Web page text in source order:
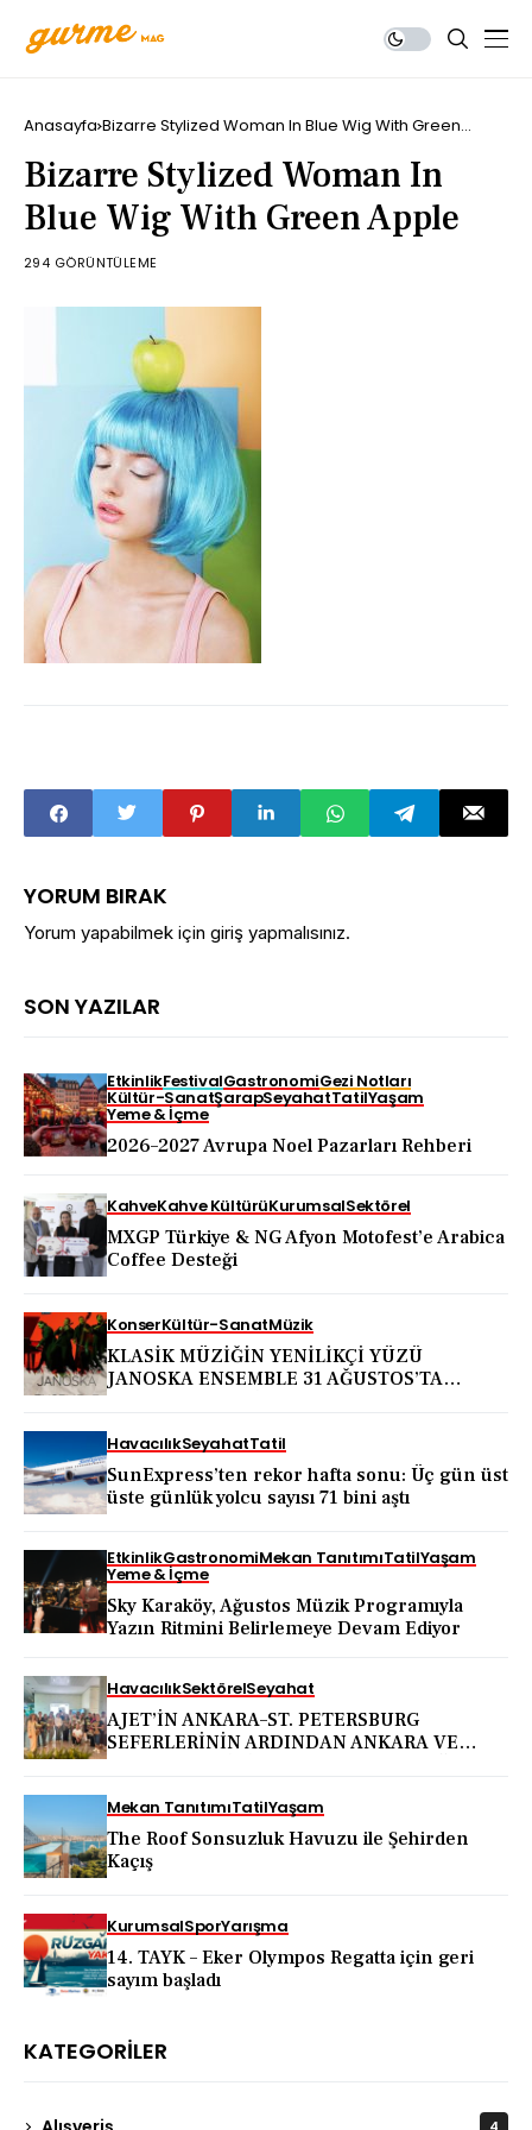
Anasayfa Bizarre Stylized Woman In Blue Wig With Green
Bizarre Stylized Woman In
Blue Wig With Green Apple
294 GÖRÜNTÜLEME
YORUM BIRAK
Yorum yapabilmek için giriş yapmalısınız.
SON YAZILAR
EtkinlikFestivalGastronomiGezi Notları
Kültür-SanatŞarapSeyahatTatilYaşam
Yeme & İçme
2026–2027 Avrupa Noel Pazarları Rehberi
KahveKahve KültürüKurumsalSektörel
MXGP Türkiye & NG Afyon Motofest’e Arabica
Coffee Desteği
KonserKültür-SanatMüzik
KLASİK MÜZİĞİN YENİLİKÇİ YÜZÜ
JANOSKA ENSEMBLE 31 AĞUSTOS’TA
HavacılıkSeyahatTatil
SunExpress’ten rekor hafta sonu: Üç gün üst
üste günlük yolcu sayısı 71 bini aştı
EtkinlikGastronomiMekan TanıtımıTatilYaşam
Yeme & İçme
Sky Karaköy, Ağustos Müzik Programıyla
Yazın Ritmini Belirlemeye Devam Ediyor
HavacılıkSektörelSeyahat
AJET’İN ANKARA–ST. PETERSBURG
SEFERLERİNİN ARDINDAN ANKARA VE
Mekan TanıtımıTatilYaşam
The Roof Sonsuzluk Havuzu ile Şehirden
Kaçış
KurumsalSporYarışma
14. TAYK – Eker Olympos Regatta için geri
sayım başladı
KATEGORILER